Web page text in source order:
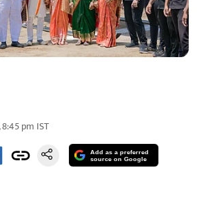
8:45 pm IST
Add as a preferred
source on Google